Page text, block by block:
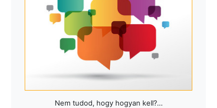
Nem tudod, hogy hogyan kell?...